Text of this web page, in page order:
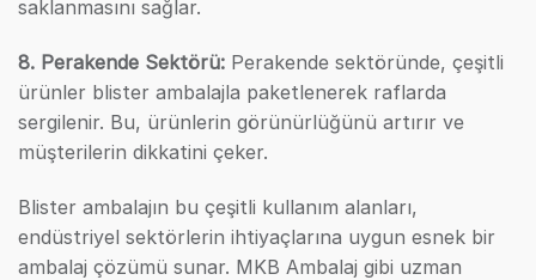
saklanmasını sağlar.
8. Perakende Sektörü: Perakende sektöründe, çeşitli
ürünler blister ambalajla paketlenerek raflarda
sergilenir. Bu, ürünlerin görünürlüğünü artırır ve
müşterilerin dikkatini çeker.
Blister ambalajın bu çeşitli kullanım alanları,
endüstriyel sektörlerin ihtiyaçlarına uygun esnek bir
ambalaj çözümü sunar. MKB Ambalaj gibi uzman